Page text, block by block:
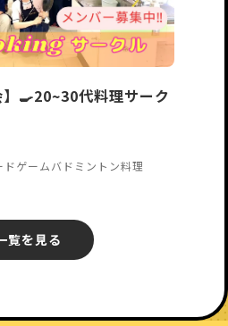
】🍳20~30代料理サーク
ドゲームバドミントン料理
覧を見る